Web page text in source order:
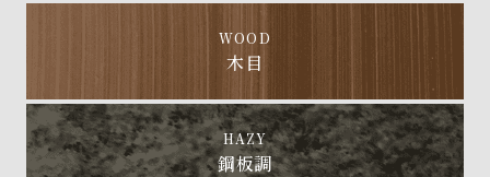
WOOD
木目
HAZY
鋼板調